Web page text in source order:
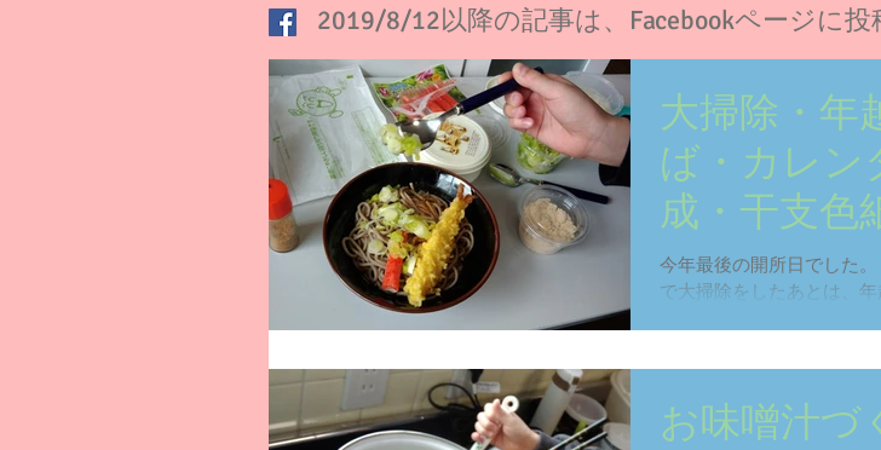
2019/8/12以降の記事は、Facebookページに投
大掃除・年
ば・カレン
成・干支色
今年最後の開所日でした。
で大掃除をしたあとは、年
た。 棚の本も全部出して
餅もよく食べていました。...
お味噌汁づ